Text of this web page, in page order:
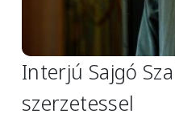
Interjú Sajgó
szerzetessel